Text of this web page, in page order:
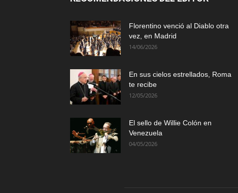
Florentino venció al Diablo otra
vez, en Madrid
14/06/2026
En sus cielos estrellados, Roma
te recibe
12/05/2026
El sello de Willie Colón en
Venezuela
04/05/2026